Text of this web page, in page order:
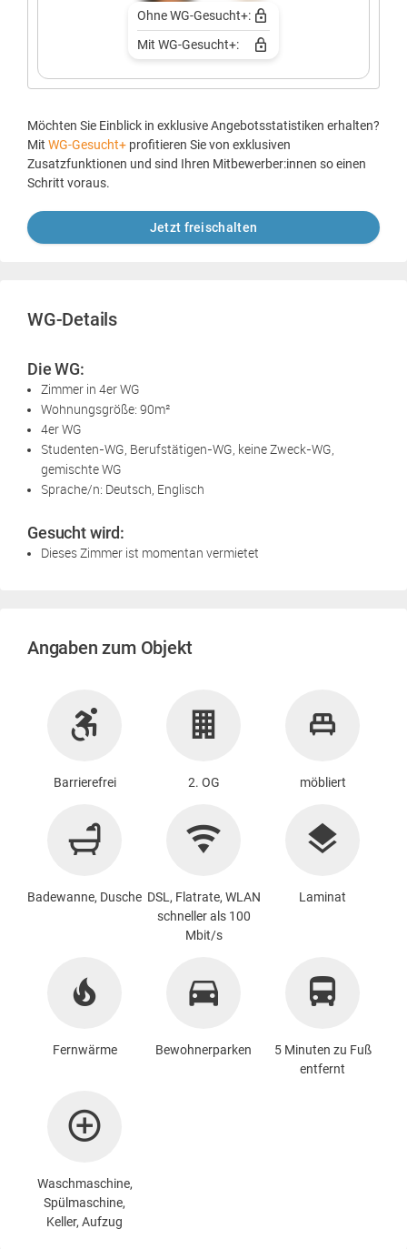
Ohne WG-Gesucht+:
Mit WG-Gesucht+:
Möchten Sie Einblick in exklusive Angebotsstatistiken erhalten?
Mit WG-Gesucht+ profitieren Sie von exklusiven
Zusatzfunktionen und sind Ihren Mitbewerber:innen so einen
Schritt voraus.
Jetzt freischalten
WG-Details
Die WG:
Zimmer in 4er WG
Wohnungsgröße: 90m²
4er WG
Studenten-WG, Berufstätigen-WG, keine Zweck-WG,
gemischte WG
Sprache/n: Deutsch, Englisch
Gesucht wird:
Dieses Zimmer ist momentan vermietet
Angaben zum Objekt
Barrierefrei 2. OG möbliert
Badewanne, Dusche DSL, Flatrate, WLAN
schneller als 100
Mbit/s
Laminat
Fernwärme Bewohnerparken
5 Minuten zu Fuß
entfernt
Waschmaschine,
Spülmaschine,
Keller, Aufzug